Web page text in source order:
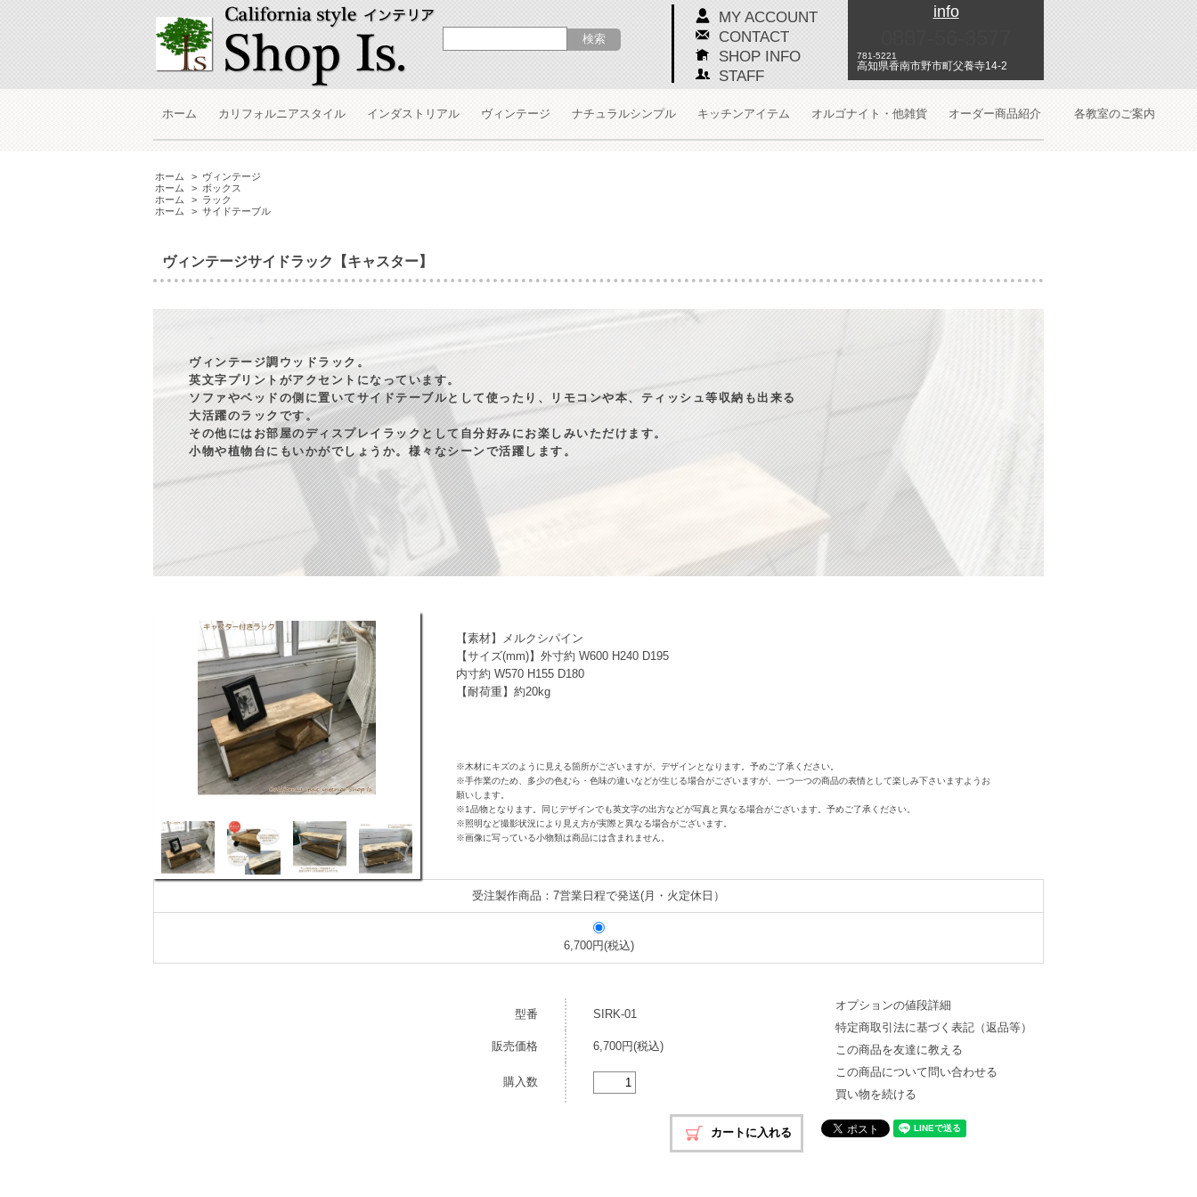
info
781-5221
高知県香南市野市町父養寺14-2
MY ACCOUNT
CONTACT
SHOP INFO
STAFF
ホーム カリフォルニアスタイル インダストリアル ヴィンテージ ナチュラルシンプル キッチンアイテム オルゴナイト・他雑貨 オーダー商品紹介 各教室のご案内
ホーム > ヴィンテージ
ホーム
> ボックス
ホーム
> ラック
ホーム
> サイドテーブル
ヴィンテージサイドラック【キャスター】
ヴィンテージ調ウッドラック。
英文字プリントがアクセントになっています。
ソファやベッドの側に置いてサイドテーブルとして使ったり、リモコンや本、ティッシュ等収納も出来る
大活躍のラックです。
その他にはお部屋のディスプレイラックとして自分好みにお楽しみいただけます。
小物や植物台にもいかがでしょうか。様々なシーンで活躍します。
【素材】メルクシパイン
【サイズ(mm)】外寸約 W600 H240 D195
内寸約 W570 H155 D180
【耐荷重】約20kg
※木材にキズのように見える箇所がございますが、デザインとなります。予めご了承ください。
※手作業のため、多少の色むら・色味の違いなどが生じる場合がございますが、一つ一つの商品の表情として楽しみ下さいますようお
願いします。
※1品物となります。同じデザインでも英文字の出方などが写真と異なる場合がございます。予めご了承ください。
※照明など撮影状況により見え方が実際と異なる場合がございます。
※画像に写っている小物類は商品には含まれません。
受注製作商品：7営業日程で発送(月・火定休日）
6,700円(税込)
型番 SIRK-01
販売価格 6,700円(税込)
購入数
オプションの値段詳細
特定商取引法に基づく表記（返品等）
この商品を友達に教える
この商品について問い合わせる
買い物を続ける